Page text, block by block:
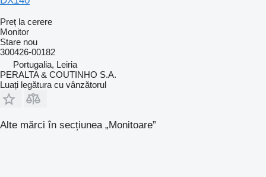
Preț la cerere
Monitor
Stare nou
300426-00182
Portugalia, Leiria
PERALTA & COUTINHO S.A.
Luați legătura cu vânzătorul
Alte mărci în secțiunea „Monitoare”